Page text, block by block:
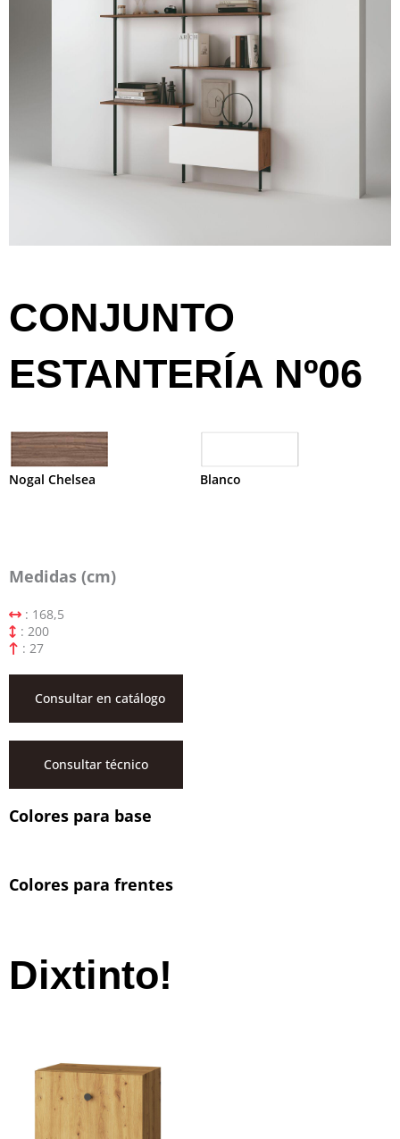
CONJUNTO
ESTANTERÍA Nº06
Nogal Chelsea Blanco
Medidas (cm)
: 168,5
: 200
: 27
Consultar en catálogo
Consultar técnico
Colores para base
Colores para frentes
Dixtinto!